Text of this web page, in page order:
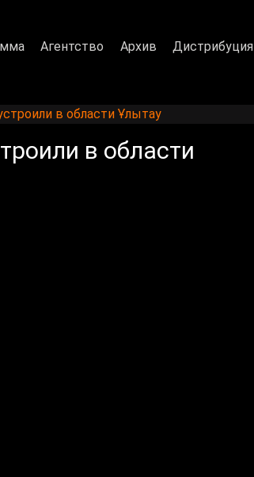
Агентство Архив Дистрибуция
в области Ұлытау
в области